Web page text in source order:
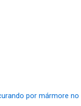
por mármore no